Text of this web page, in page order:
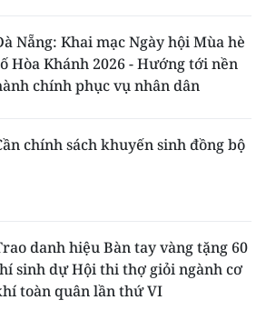
Nẵng: Khai mạc Ngày hội Mùa hè
Hòa Khánh 2026 - Hướng tới nền
chính phục vụ nhân dân
chính sách khuyến sinh đồng bộ
danh hiệu Bàn tay vàng tặng 60
sinh dự Hội thi thợ giỏi ngành cơ
toàn quân lần thứ VI